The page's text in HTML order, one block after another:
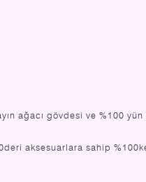
ağacı gövdesi ve %100
aksesuarlara sahip